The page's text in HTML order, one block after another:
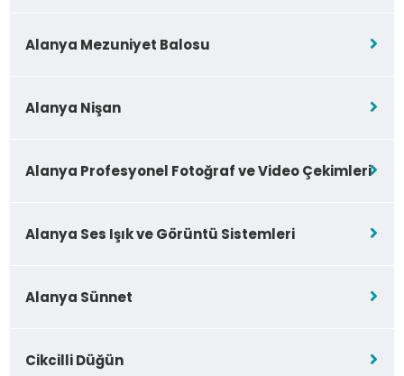
Alanya Mezuniyet Balosu
Alanya Nişan
Alanya Profesyonel Fotoğraf ve Video Çekimleri
Alanya Ses Işık ve Görüntü Sistemleri
Alanya Sünnet
Cikcilli Düğün